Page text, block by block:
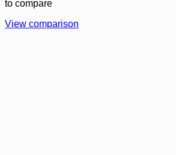
to compare
View comparison